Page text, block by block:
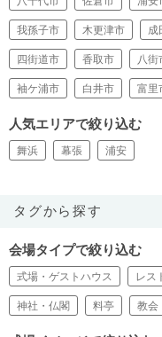
我孫子市 木更津市 成
四街道市 香取市 八街
袖ケ浦市 白井市 富里
人気エリアで絞り込む
舞浜 幕張 浦安
タグから探す
会場タイプで絞り込む
式場・ゲストハウス レス
神社・仏閣 料亭 教会